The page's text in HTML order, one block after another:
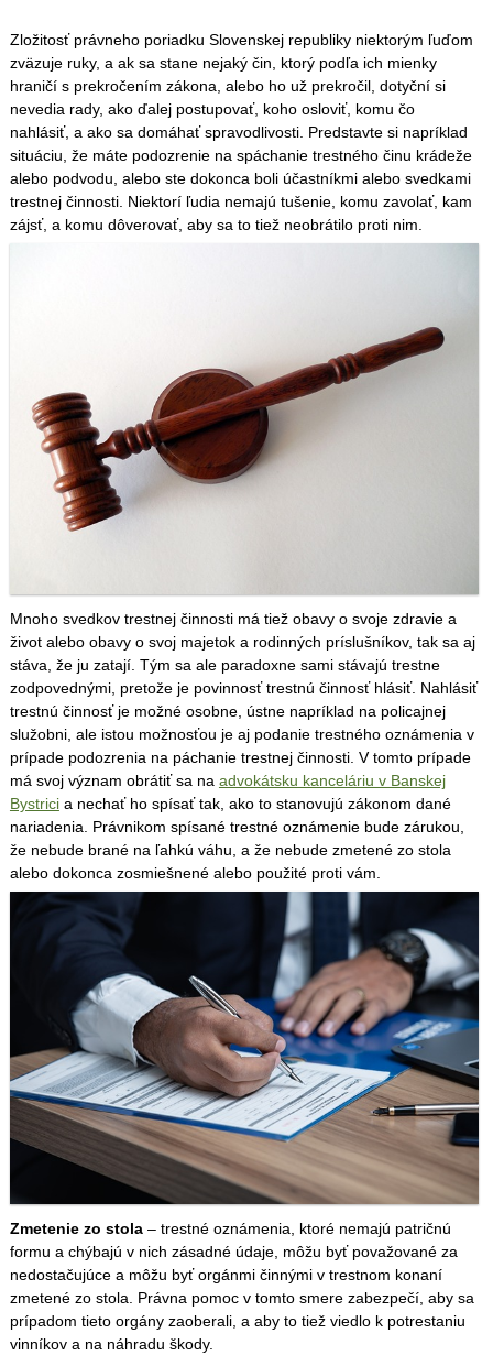
Zložitosť právneho poriadku Slovenskej republiky niektorým ľuďom
zväzuje ruky, a ak sa stane nejaký čin, ktorý podľa ich mienky
hraničí s prekročením zákona, alebo ho už prekročil, dotyční si
nevedia rady, ako ďalej postupovať, koho osloviť, komu čo
nahlásiť, a ako sa domáhať spravodlivosti. Predstavte si napríklad
situáciu, že máte podozrenie na spáchanie trestného činu krádeže
alebo podvodu, alebo ste dokonca boli účastníkmi alebo svedkami
trestnej činnosti. Niektorí ľudia nemajú tušenie, komu zavolať, kam
zájsť, a komu dôverovať, aby sa to tiež neobrátilo proti nim.
Mnoho svedkov trestnej činnosti má tiež obavy o svoje zdravie a
život alebo obavy o svoj majetok a rodinných príslušníkov, tak sa aj
stáva, že ju zatají. Tým sa ale paradoxne sami stávajú trestne
zodpovednými, pretože je povinnosť trestnú činnosť hlásiť. Nahlásiť
trestnú činnosť je možné osobne, ústne napríklad na policajnej
služobni, ale istou možnosťou je aj podanie trestného oznámenia v
prípade podozrenia na páchanie trestnej činnosti. V tomto prípade
má svoj význam obrátiť sa na advokátsku kanceláriu v Banskej
Bystricia nechať ho spísať tak, ako to stanovujú zákonom dané
nariadenia. Právnikom spísané trestné oznámenie bude zárukou,
že nebude brané na ľahkú váhu, a že nebude zmetené zo stola
alebo dokonca zosmiešnené alebo použité proti vám.
Zmetenie zo stola– trestné oznámenia, ktoré nemajú patričnú
formu a chýbajú v nich zásadné údaje, môžu byť považované za
nedostačujúce a môžu byť orgánmi činnými v trestnom konaní
zmetené zo stola. Právna pomoc v tomto smere zabezpečí, aby sa
prípadom tieto orgány zaoberali, a aby to tiež viedlo k potrestaniu
vinníkov a na náhradu škody.